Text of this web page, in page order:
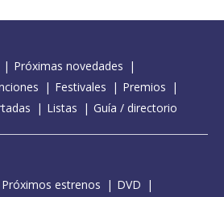
Próximas novedades
Festivales
Premios
Listas Guía / directorio
Próximos estrenos
DVD